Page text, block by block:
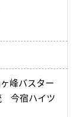
峰バスター
今宿ハイツ